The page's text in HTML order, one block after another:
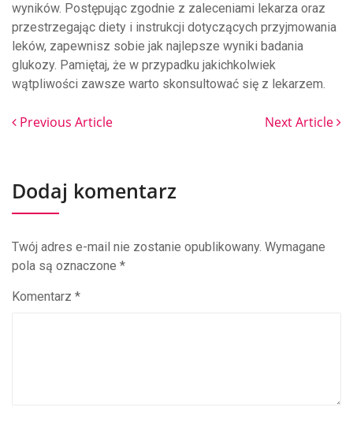
wyników. Postępując zgodnie z zaleceniami lekarza oraz
przestrzegając diety i instrukcji dotyczących przyjmowania
leków, zapewnisz sobie jak najlepsze wyniki badania
glukozy. Pamiętaj, że w przypadku jakichkolwiek
wątpliwości zawsze warto skonsultować się z lekarzem.
Previous Article Next Article
Dodaj komentarz
Twój adres e-mail nie zostanie opublikowany. Wymagane
pola są oznaczone *
Komentarz *